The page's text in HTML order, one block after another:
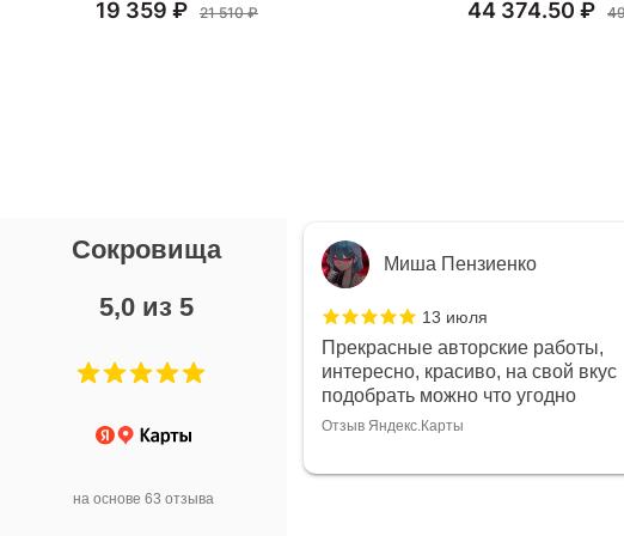
19 359 ₽ 21 510 ₽ 44 374.50 ₽
Сокровища
5,0 из 5
на основе 63 отзыва
Миша Пензиенко
13 июля
красиво, на свой вкус
Яндекс.Карты
Зинаида
Самый чудесный
чудесные продавцы
рекомендовали и